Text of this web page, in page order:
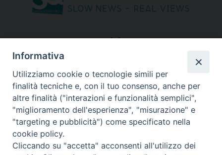
seguici su
Informativa
Utilizziamo cookie o tecnologie simili per
finalità tecniche e, con il tuo consenso, anche per
altre finalità ("interazioni e funzionalità semplici",
"miglioramento dell'esperienza", "misurazione" e
"targeting e pubblicità") come specificato nella
cookie policy.
Cliccando su "accetta" acconsenti all'utilizzo dei